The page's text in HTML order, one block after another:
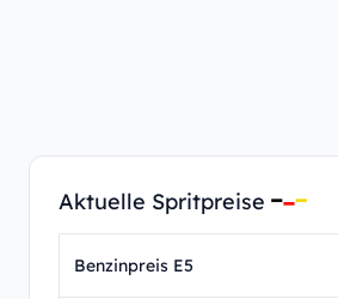
Aktuelle Spritpreise
Benzinpreis E5